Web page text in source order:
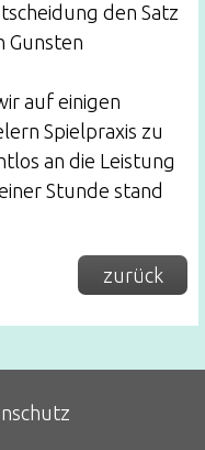
den Satz
Gunsten
auf einigen
Spielpraxis zu
an die Leistung
Stunde stand
zurück